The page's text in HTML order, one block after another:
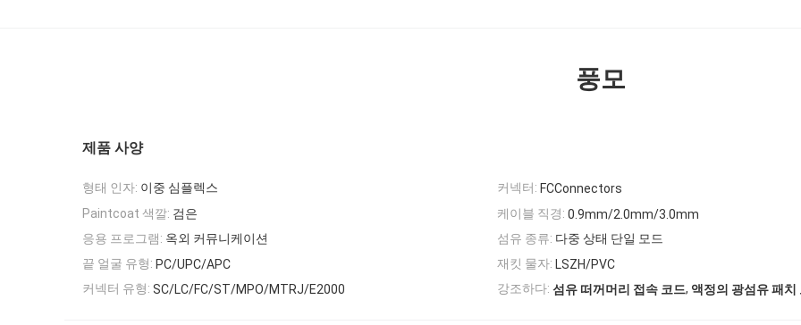
풍모
제품 사양
형태 인자: 이중 심플렉스 커넥터: FCConnectors
Paintcoat 색깔: 검은 케이블 직경: 0.9mm/2.0mm/3.0mm
응용 프로그램: 옥외 커뮤니케이션 섬유 종류: 다중 상태 단일 모드
끝 얼굴 유형: PC/UPC/APC 재킷 물자: LSZH/PVC
커넥터 유형: SC/LC/FC/ST/MPO/MTRJ/E2000 강조하다: 섬유 떠꺼머리 접속 코드, 액정의 광섬유 패치